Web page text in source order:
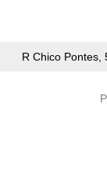
R Chico Pontes,